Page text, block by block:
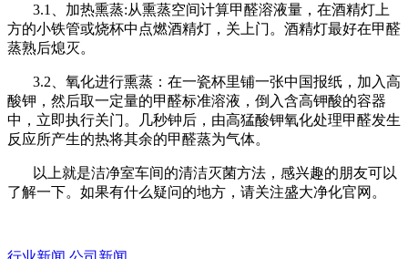
3.1、加热熏蒸:从熏蒸空间计算甲醛溶液量，在酒精灯上
方的小铁管或烧杯中点燃酒精灯，关上门。酒精灯最好在甲醛
蒸熟后熄灭。
3.2、氧化进行熏蒸：在一瓷杯里铺一张中国报纸，加入高
酸钾，然后取一定量的甲醛标准溶液，倒入含高钾酸的容器
中，立即执行关门。几秒钟后，由高猛酸钾氧化处理甲醛发生
反应所产生的热将其余的甲醛蒸为气体。
以上就是洁净室车间的清洁灭菌方法，感兴趣的朋友可以
了解一下。如果有什么疑问的地方，请关注盛大净化官网。